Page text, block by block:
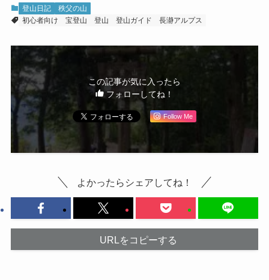
登山日記
秩父の山
初心者向け
宝登山 登山 登山ガイド 長瀞アルプス
この記事が気に入ったら
フォローしてね！
Follow Me
よかったらシェアしてね！
URLをコピーする